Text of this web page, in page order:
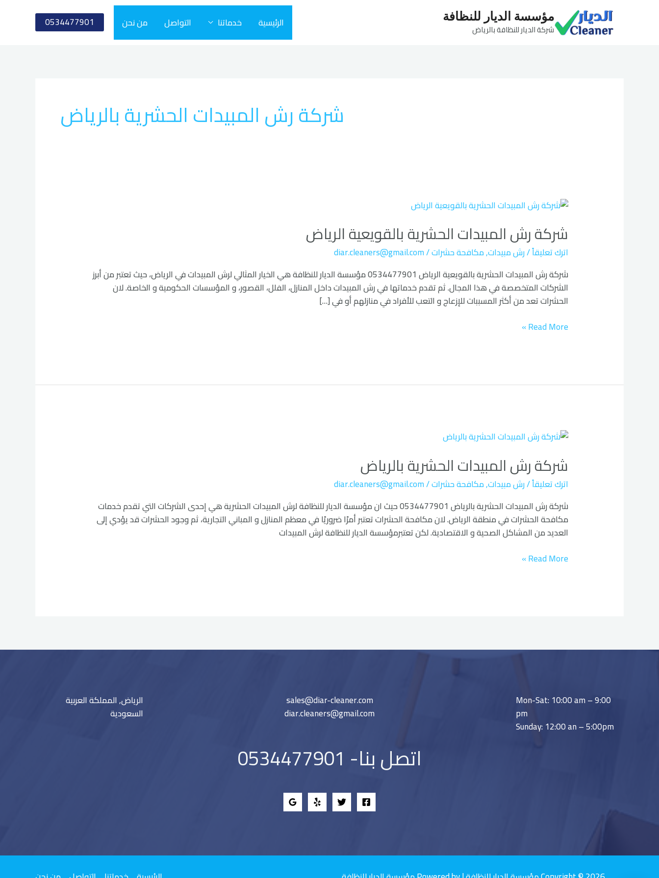
مؤسسة الديار للنظافة
شركة الديار للنظافة بالرياض الرئيسية خدماتنا التواصل من نحن 0534477901
شركة رش المبيدات الحشرية بالرياض
شركة رش المبيدات الحشرية بالقويعية الرياض
اترك تعليقاً/رش مبيدات,مكافحة حشرات/
diar.cleaners@gmail.com
شركة رش المبيدات الحشرية بالقويعية الرياض 0534477901 مؤسسة الديار للنظافة هي الخيار المثالي لرش المبيدات في الرياض، حيث تعتبر من أبرز
الشركات المتخصصة في هذا المجال. ثم تقدم خدماتها في رش المبيدات داخل المنازل، الفلل، القصور، و المؤسسات الحكومية و الخاصة. لان
الحشرات تعد من أكثر المسببات للإزعاج و التعب للأفراد في منازلهم أو في […]
شركة
المبيدات
الحشرية
بالقويعية
الرياض
Read More »
شركة رش المبيدات الحشرية بالرياض
اترك تعليقاً/رش مبيدات,مكافحة حشرات/
diar.cleaners@gmail.com
شركة رش المبيدات الحشرية بالرياض 0534477901 حيث ان مؤسسة الديار للنظافة لرش المبيدات الحشرية هي إحدى الشركات التي تقدم خدمات
مكافحة الحشرات في منطقة الرياض. لان مكافحة الحشرات تعتبر أمرًا ضروريًا في معظم المنازل و المباني التجارية، ثم وجود الحشرات قد يؤدي إلى
العديد من المشاكل الصحية و الاقتصادية. لكن تعتبرمؤسسة الديار للنظافة لرش المبيدات
شركة
المبيدات
الحشرية
بالرياض
Read More »
Mon-Sat: 10:00 am – 9:00
pm
Sunday: 12:00 an – 5:00pm
sales@diar-cleaner.com
diar.cleaners@gmail.com
اتصل بنا- 0534477901
الرياض, المملكة العربية
السعودية